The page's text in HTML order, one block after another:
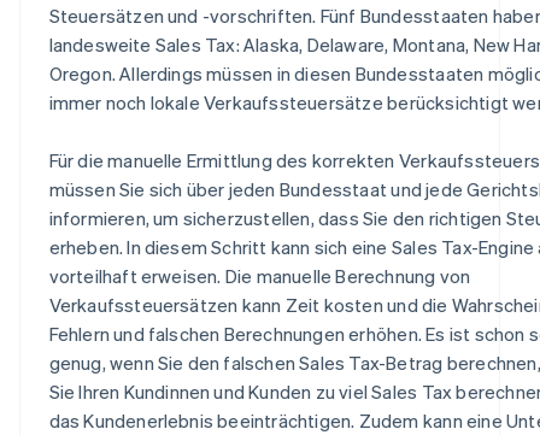
Steuersätzen und -vorschriften. Fünf Bundesstaaten
landesweite Sales Tax: Alaska, Delaware, Montana, New
Oregon. Allerdings müssen in diesen Bundesstaaten
immer noch lokale Verkaufssteuersätze berücksichtigt
Für die manuelle Ermittlung des korrekten
müssen Sie sich über jeden Bundesstaat und jede
informieren, um sicherzustellen, dass Sie den richtigen
erheben. In diesem Schritt kann sich eine Sales Tax-
vorteilhaft erweisen. Die manuelle Berechnung von
Verkaufssteuersätzen kann Zeit kosten und die
Fehlern und falschen Berechnungen erhöhen. Es ist schon
genug, wenn Sie den falschen Sales Tax-Betrag
Sie Ihren Kundinnen und Kunden zu viel Sales Tax
das Kundenerlebnis beeinträchtigen. Zudem kann eine